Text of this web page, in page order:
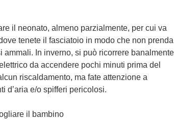
il neonato, almeno parzialmente, per cui va
tenete il fasciatoio in modo che non prenda
In inverno, si può ricorrere banalmente
da accendere pochi minuti prima del
riscaldamento, ma fate attenzione a
d’aria e/o spifferi pericolosi.
il bambino